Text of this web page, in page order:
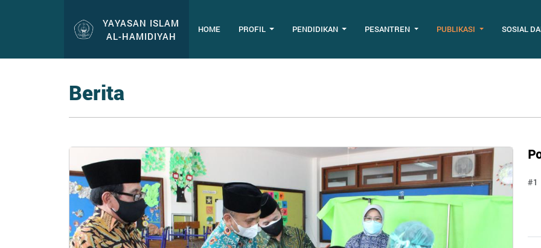
YAYASAN ISLAM
AL-HAMIDIYAH
HOME PROFIL PENDIDIKAN PESANTREN PUBLIKASI SOSIAL
Berita
#1